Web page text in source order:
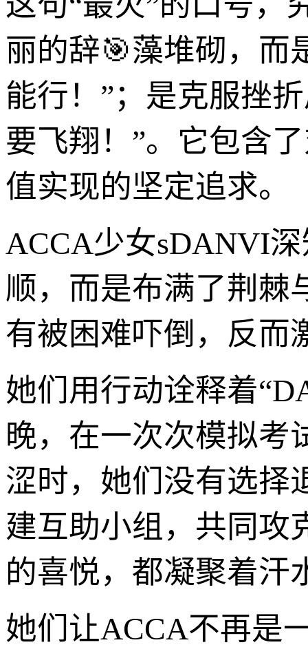
丽的辞🎯藻堆砌，而
能行！”；是克服挫
要飞翔！”。它包含
值实现的坚定追求。
ACCA少女sDANVI
顺，而是布满了荆棘
有被困难吓倒，反而
她们用行动诠释着
晚，在一次次模拟考
涩时，她们没有选择
建互助小组，共同攻
的喜悦，都凝聚着汗
她们让ACCA不再是